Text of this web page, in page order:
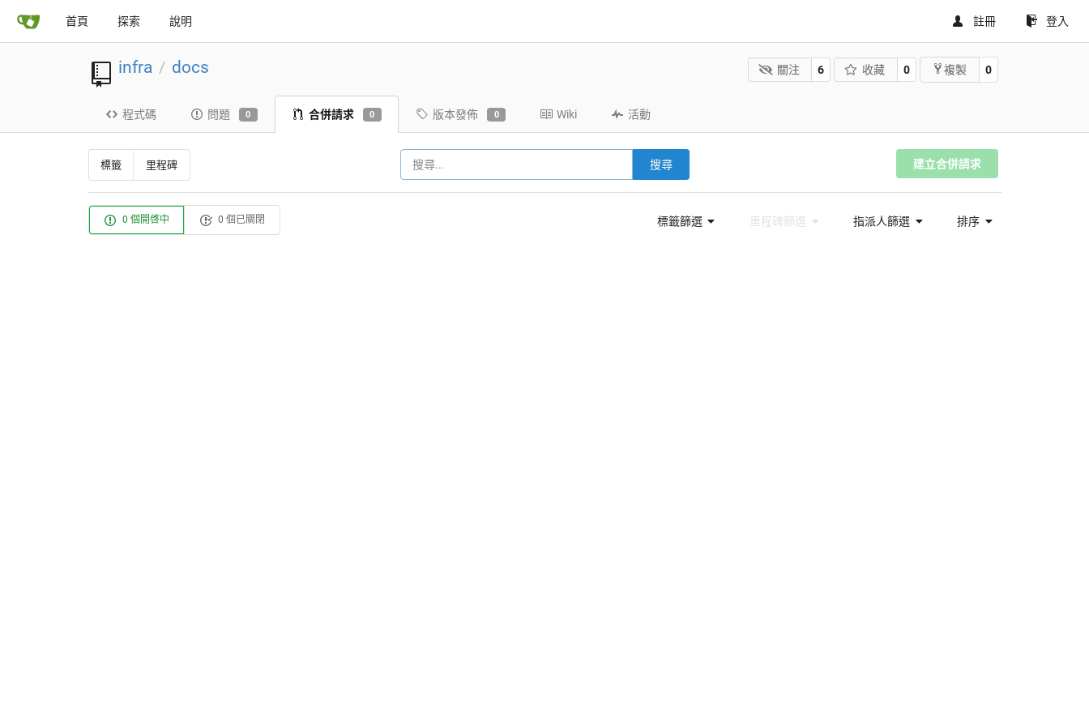
首頁 探索 說明 註冊 登入
infra / docs 關注 6 收藏 0 複製 0
程式碼 問題 0 合併請求 0 版本發佈 0 Wiki 活動
標籤 里程碑 搜尋 建立合併請求
0 個開啓中 0 個已關閉 標籤篩選 里程碑篩選 指派人篩選 排序